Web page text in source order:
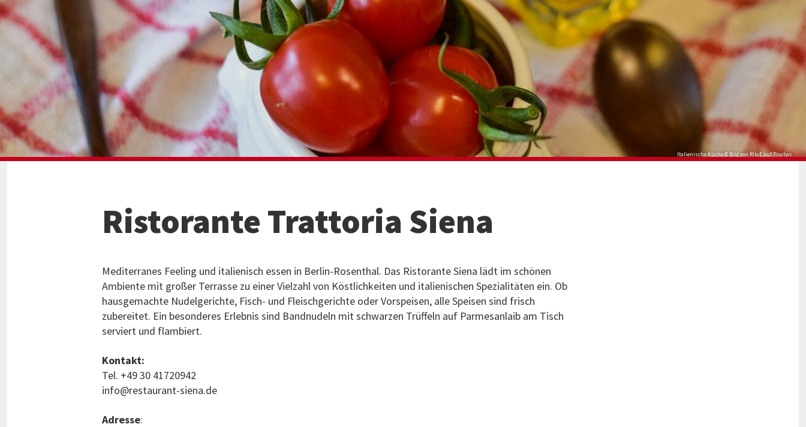
Italienische Küche © Bild von RitaE auf Pixabay
Ristorante Trattoria Siena
Mediterranes Feeling und italienisch essen in Berlin-Rosenthal. Das Ristorante Siena lädt im schönen
Ambiente mit großer Terrasse zu einer Vielzahl von Köstlichkeiten und italienischen Spezialitäten ein. Ob
hausgemachte Nudelgerichte, Fisch- und Fleischgerichte oder Vorspeisen, alle Speisen sind frisch
zubereitet. Ein besonderes Erlebnis sind Bandnudeln mit schwarzen Trüffeln auf Parmesanlaib am Tisch
serviert und flambiert.
Kontakt:
Tel. +49 30 41720942
info@restaurant-siena.de
Adresse: